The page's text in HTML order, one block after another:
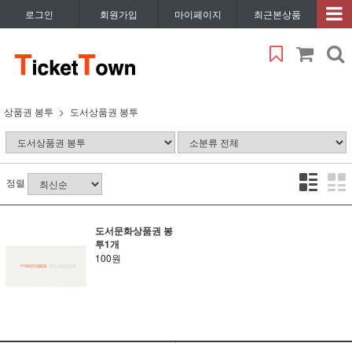
로그인 회원가입 마이페이지 최근본상품
상품권 봉투 도서상품권 봉투
정렬
도서문화상품권 봉
투1개
100원